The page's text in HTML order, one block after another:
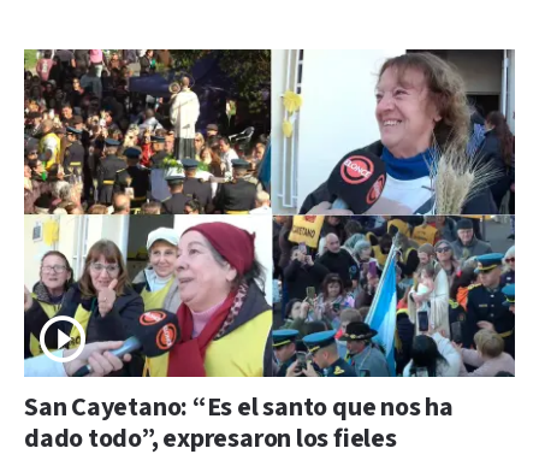
San Cayetano: “Es el santo que nos ha
dado todo”, expresaron los fieles